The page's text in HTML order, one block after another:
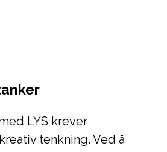
LYS krever
tenkning. Ved å